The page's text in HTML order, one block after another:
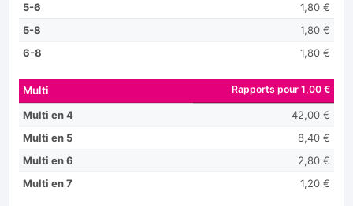
5-6
1,80 €
5-8
1,80 €
6-8
1,80 €
Multi Rapports pour 1,00 €
Multi en 4
42,00 €
Multi en 5
8,40 €
Multi en 6
2,80 €
Multi en 7
1,20 €